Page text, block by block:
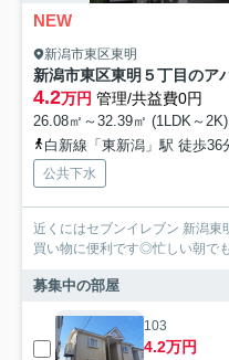
NEW
新潟市東区東明
新潟市東区東明５丁目のア
4.2万円 管理/共益費0円
26.08㎡～32.39㎡ (1LDK～
白新線「東新潟」駅 徒歩36
公共下水
近くにはセブンイレブン 新潟
買い物に便利です◎忙しい朝で
募集中の部屋
103
4.2万円